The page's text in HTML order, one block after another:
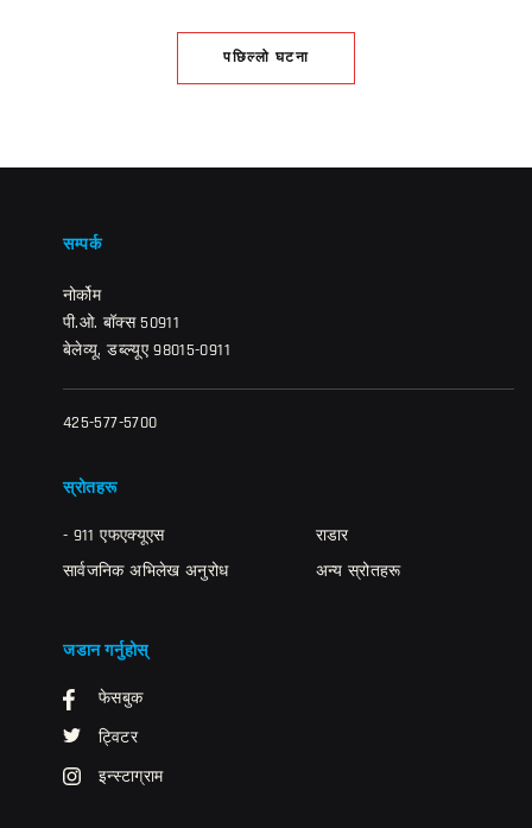
पछिल्लो घटना
सम्पर्क
नोर्कोम
पी.ओ. बॉक्स 50911
बेलेव्यू, डब्ल्यूए 98015-0911
425-577-5700
स्रोतहरू
- 911 एफएक्यूएस
सार्वजनिक अभिलेख अनुरोध
राडार
अन्य स्रोतहरू
जडान गर्नुहोस्
फेसबुक
ट्विटर
इन्स्टाग्राम